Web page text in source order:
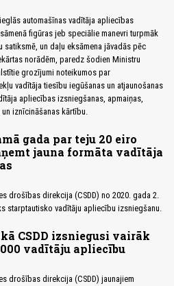
automašīnas vadītāja apliecības
figūras jeb speciālie manevri turpmāk
satiksmē, un daļu eksāmena jāvadās pēc
norādēm, paredz šodien Ministru
grozījumi noteikumos par
vadītāja tiesību iegūšanas un atjaunošanas
apliecības izsniegšanas, apmaiņas,
un iznīcināšanas kārtību.
gada par teju 20 eiro
jauna formāta vadītāja
drošības direkcija (CSDD) no 2020. gada 2.
starptautisko vadītāju apliecību izsniegšanu.
CSDD izsniegusi vairāk
000 vadītāju apliecību
drošības direkcija (CSDD) jaunajiem